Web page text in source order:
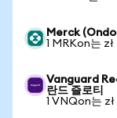
Merck (Ondo
1 MRKon는
Vanguard
란드 즐로티
1 VNQon는